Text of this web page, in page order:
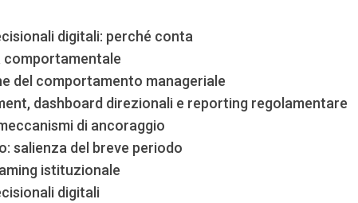
digitali: perché conta
del comportamento manageriale
dashboard direzionali e reporting regolamentare
di ancoraggio
salienza del breve periodo
istituzionale
digitali